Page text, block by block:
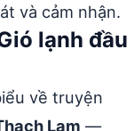
và cảm nhận.
lạnh đầu
về truyện
Lam —